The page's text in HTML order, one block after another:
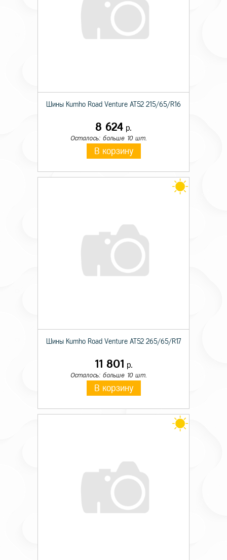
Шины Kumho Road Venture AT52 215/65/R16
8 624 р.
Осталось: больше 10 шт.
В корзину
Шины Kumho Road Venture AT52 265/65/R17
11 801 р.
Осталось: больше 10 шт.
В корзину